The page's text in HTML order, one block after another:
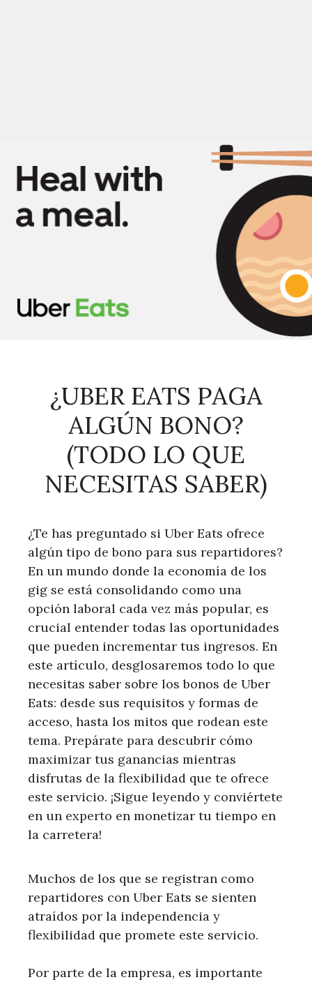
¿UBER EATS PAGA
ALGÚN BONO?
(TODO LO QUE
NECESITAS SABER)
¿Te has preguntado si Uber Eats ofrece
algún tipo de bono para sus repartidores?
En un mundo donde la economía de los
gig se está consolidando como una
opción laboral cada vez más popular, es
crucial entender todas las oportunidades
que pueden incrementar tus ingresos. En
este artículo, desglosaremos todo lo que
necesitas saber sobre los bonos de Uber
Eats: desde sus requisitos y formas de
acceso, hasta los mitos que rodean este
tema. Prepárate para descubrir cómo
maximizar tus ganancias mientras
disfrutas de la flexibilidad que te ofrece
este servicio. ¡Sigue leyendo y conviértete
en un experto en monetizar tu tiempo en
la carretera!
Muchos de los que se registran como
repartidores con Uber Eats se sienten
atraídos por la independencia y
flexibilidad que promete este servicio.
Por parte de la empresa, es importante